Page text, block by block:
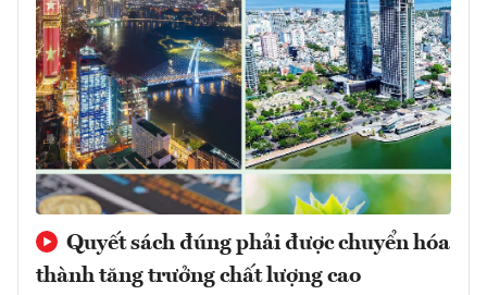
Quyết sách đúng phải được chuyển hóa
thành tăng trưởng chất lượng cao